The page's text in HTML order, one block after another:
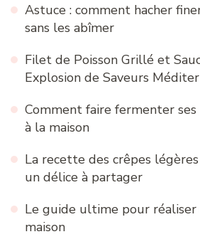
Astuce : comment hacher
sans les abîmer
Filet de Poisson Grillé et
Explosion de Saveurs
Comment faire fermenter
à la maison
La recette des crêpes
un délice à partager
Le guide ultime pour réaliser
maison